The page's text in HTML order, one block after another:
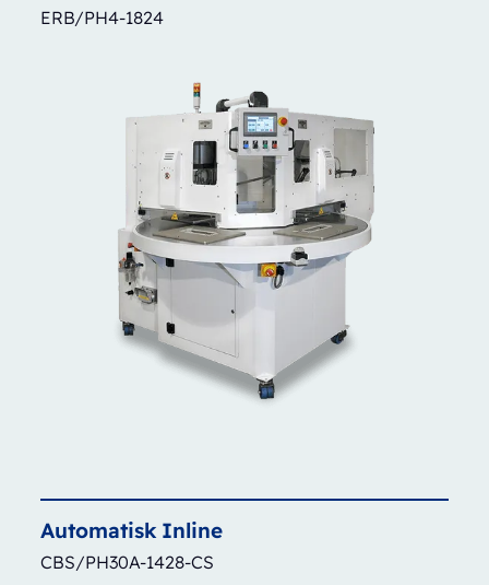
ERB/PH4-1824
Automatisk Inline
CBS/PH30A-1428-CS